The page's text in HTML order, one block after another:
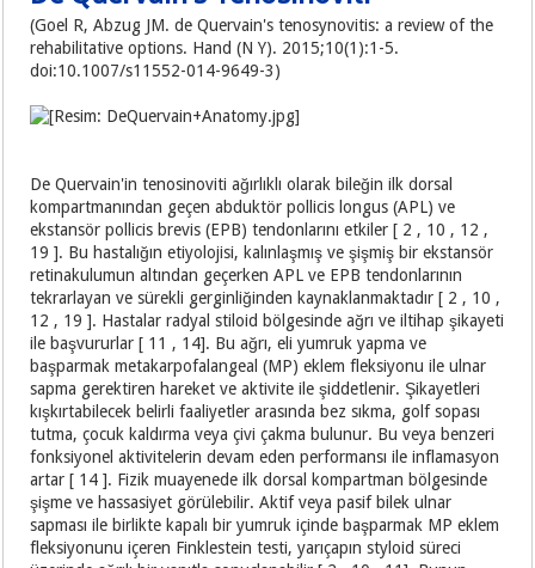
(Goel R, Abzug JM. de Quervain's tenosynovitis: a review of the
rehabilitative options. Hand (N Y). 2015;10(1):1-5.
doi:10.1007/s11552-014-9649-3)
De Quervain'in tenosinoviti ağırlıklı olarak bileğin ilk dorsal
kompartmanından geçen abduktör pollicis longus (APL) ve
ekstansör pollicis brevis (EPB) tendonlarını etkiler [ 2 , 10 , 12 ,
19 ]. Bu hastalığın etiyolojisi, kalınlaşmış ve şişmiş bir ekstansör
retinakulumun altından geçerken APL ve EPB tendonlarının
tekrarlayan ve sürekli gerginliğinden kaynaklanmaktadır [ 2 , 10 ,
12 , 19 ]. Hastalar radyal stiloid bölgesinde ağrı ve iltihap şikayeti
ile başvururlar [ 11 , 14]. Bu ağrı, eli yumruk yapma ve
başparmak metakarpofalangeal (MP) eklem fleksiyonu ile ulnar
sapma gerektiren hareket ve aktivite ile şiddetlenir. Şikayetleri
kışkırtabilecek belirli faaliyetler arasında bez sıkma, golf sopası
tutma, çocuk kaldırma veya çivi çakma bulunur. Bu veya benzeri
fonksiyonel aktivitelerin devam eden performansı ile inflamasyon
artar [ 14 ]. Fizik muayenede ilk dorsal kompartman bölgesinde
şişme ve hassasiyet görülebilir. Aktif veya pasif bilek ulnar
sapması ile birlikte kapalı bir yumruk içinde başparmak MP eklem
fleksiyonunu içeren Finklestein testi, yarıçapın styloid süreci